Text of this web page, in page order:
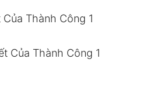
Thành Công 1
Của Thành Công 1